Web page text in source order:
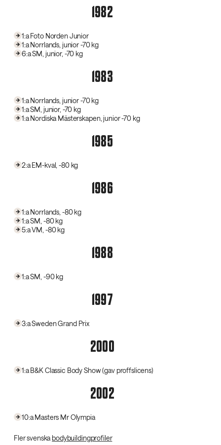
1982
1:a Foto Norden Junior
1:a Norrlands, junior -70 kg
6:a SM, junior, -70 kg
1983
1:a Norrlands, junior -70 kg
1:a SM, junior, -70 kg
1:a Nordiska Mästerskapen, junior -70 kg
1985
2:a EM-kval, -80 kg
1986
1:a Norrlands, -80 kg
1:a SM, -80 kg
5:a VM, -80 kg
1988
1:a SM, -90 kg
1997
3:a Sweden Grand Prix
2000
1:a B&K Classic Body Show (gav proffslicens)
2002
10:a Masters Mr Olympia
Fler svenska bodybuildingprofiler